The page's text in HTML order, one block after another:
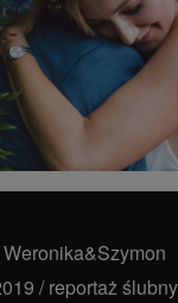
Weronika&Szymon
/reportaż